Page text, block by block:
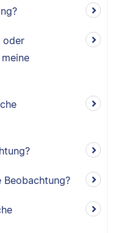
oder
Beobachtung?